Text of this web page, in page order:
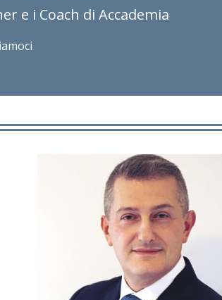
e i Coach di Accademia